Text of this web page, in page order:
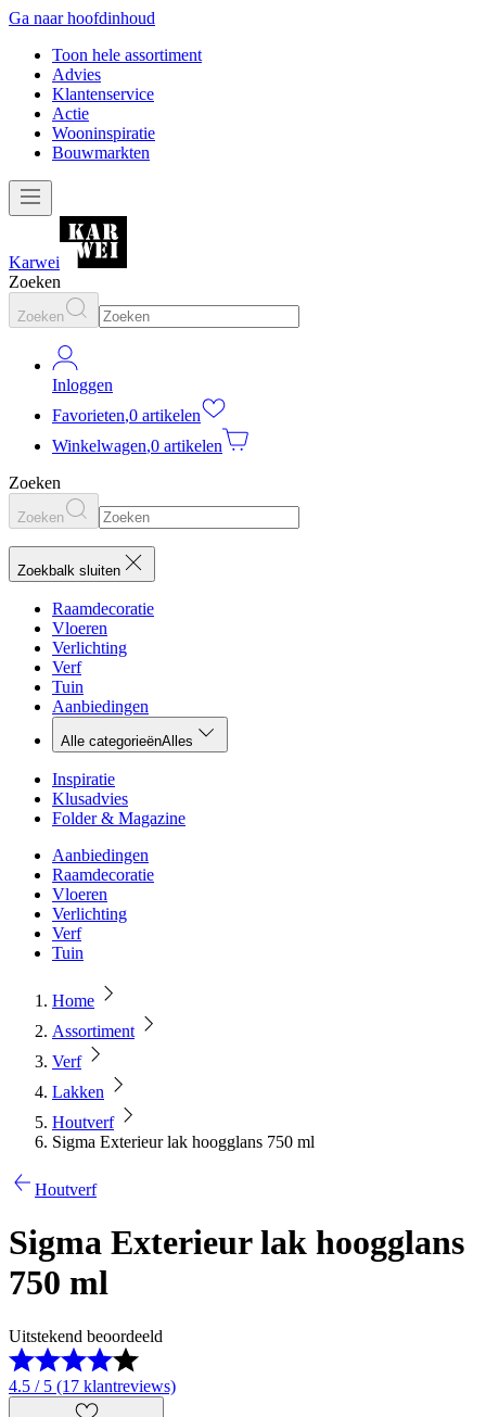
Ga naar hoofdinhoud
Toon hele assortiment
Advies
Klantenservice
Actie
Wooninspiratie
Bouwmarkten
Karwei
Zoeken
Zoeken
Inloggen
Favorieten,0 artikelen
Winkelwagen,0 artikelen
Zoeken
Zoeken
Zoekbalk sluiten
Raamdecoratie
Vloeren
Verlichting
Verf
Tuin
Aanbiedingen
Alle categorieënAlles
Inspiratie
Klusadvies
Folder & Magazine
Aanbiedingen
Raamdecoratie
Vloeren
Verlichting
Verf
Tuin
Home
Assortiment
Verf
Lakken
Houtverf
Sigma Exterieur lak hoogglans 750 ml
Houtverf
Sigma Exterieur lak hoogglans
750 ml
Uitstekend beoordeeld
4.5 / 5 (17 klantreviews)